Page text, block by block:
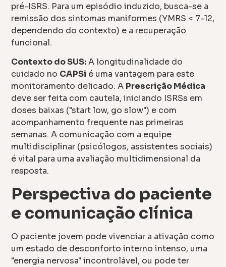
pré-ISRS. Para um episódio induzido, busca-se a
remissão dos sintomas maniformes (YMRS < 7-12,
dependendo do contexto) e a recuperação
funcional.
Contexto do SUS:A longitudinalidade do
cuidado no CAPSi é uma vantagem para este
monitoramento delicado. A Prescrição Médica
deve ser feita com cautela, iniciando ISRSs em
doses baixas ("start low, go slow") e com
acompanhamento frequente nas primeiras
semanas. A comunicação com a equipe
multidisciplinar (psicólogos, assistentes sociais)
é vital para uma avaliação multidimensional da
resposta.
Perspectiva do paciente
e comunicação clínica
O paciente jovem pode vivenciar a ativação como
um estado de desconforto interno intenso, uma
"energia nervosa" incontrolável, ou pode ter